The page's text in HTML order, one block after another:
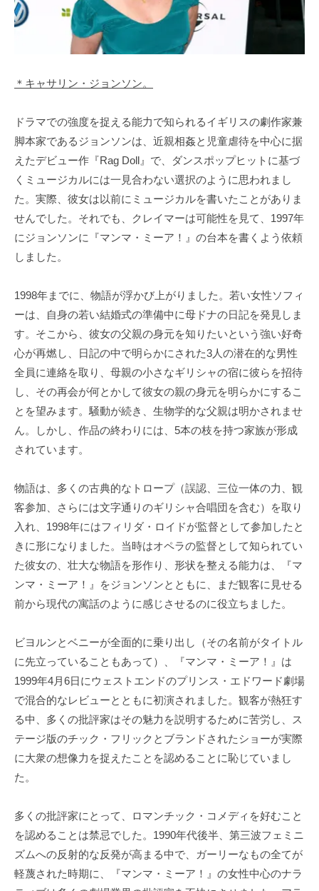
＊キャサリン・ジョンソン。
ドラマでの強度を捉える能力で知られるイギリスの劇作家兼
脚本家であるジョンソンは、近親相姦と児童虐待を中心に据
えたデビュー作『Rag Doll』で、ダンスポップヒットに基づ
くミュージカルには一見合わない選択のように思われまし
た。実際、彼女は以前にミュージカルを書いたことがありま
せんでした。それでも、クレイマーは可能性を見て、1997年
にジョンソンに『マンマ・ミーア！』の台本を書くよう依頼
しました。
1998年までに、物語が浮かび上がりました。若い女性ソフィ
ーは、自身の若い結婚式の準備中に母ドナの日記を発見しま
す。そこから、彼女の父親の身元を知りたいという強い好奇
心が再燃し、日記の中で明らかにされた3人の潜在的な男性
全員に連絡を取り、母親の小さなギリシャの宿に彼らを招待
し、その再会が何とかして彼女の親の身元を明らかにするこ
とを望みます。騒動が続き、生物学的な父親は明かされませ
ん。しかし、作品の終わりには、5本の枝を持つ家族が形成
されています。
物語は、多くの古典的なトロープ（誤認、三位一体の力、観
客参加、さらには文字通りのギリシャ合唱団を含む）を取り
入れ、1998年にはフィリダ・ロイドが監督として参加したと
きに形になりました。当時はオペラの監督として知られてい
た彼女の、壮大な物語を形作り、形状を整える能力は、『マ
ンマ・ミーア！』をジョンソンとともに、まだ観客に見せる
前から現代の寓話のように感じさせるのに役立ちました。
ビヨルンとベニーが全面的に乗り出し（その名前がタイトル
に先立っていることもあって）、『マンマ・ミーア！』は
1999年4月6日にウェストエンドのプリンス・エドワード劇場
で混合的なレビューとともに初演されました。観客が熱狂す
る中、多くの批評家はその魅力を説明するために苦労し、ス
テージ版のチック・フリックとブランドされたショーが実際
に大衆の想像力を捉えたことを認めることに恥じていまし
た。
多くの批評家にとって、ロマンチック・コメディを好むこと
を認めることは禁忌でした。1990年代後半、第三波フェミニ
ズムへの反射的な反発が高まる中で、ガーリーなもの全てが
軽蔑された時期に、『マンマ・ミーア！』の女性中心のナラ